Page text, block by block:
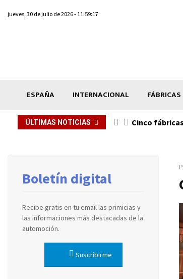
jueves, 30 de julio de 2026 - 11:59:17
ESPAÑA INTERNACIONAL FÁBRICAS
ÚLTIMAS NOTICIAS Cinco
Boletín digital
Recibe gratis en tu email las primicias y
las informaciones más destacadas de la
automoción.
Suscribirme